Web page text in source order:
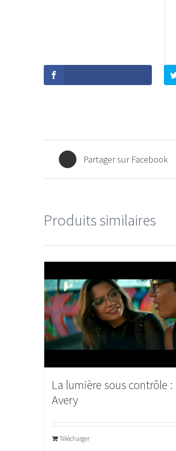
Partager sur Facebook
Produits similaires
La lumière sous contrôle
Avery
Télécharger